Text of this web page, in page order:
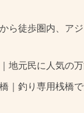
ら徒歩圏内、ア
地元民に人気の万
｜釣り専用桟橋